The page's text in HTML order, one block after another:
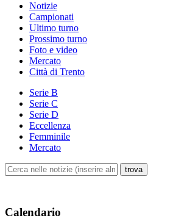
Notizie
Campionati
Ultimo turno
Prossimo turno
Foto e video
Mercato
Città di Trento
Serie B
Serie C
Serie D
Eccellenza
Femminile
Mercato
Calendario